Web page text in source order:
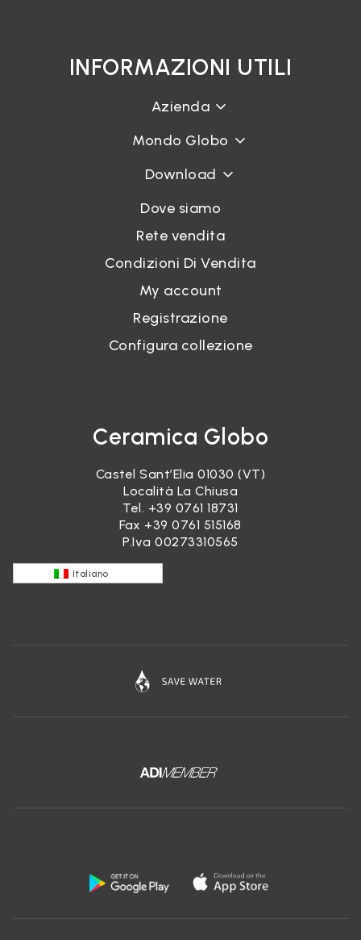
Recupera password
INFORMAZIONI UTILI
Azienda
Mondo Globo
Download
Dove siamo
Rete vendita
Condizioni Di Vendita
My account
Registrazione
Configura collezione
Ceramica Globo
Castel Sant’Elia 01030 (VT)
Località La Chiusa
Tel. +39 0761 18731
Fax +39 0761 515168
P.Iva 00273310565
Italiano